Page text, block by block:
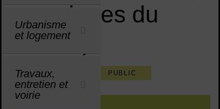
Urbanisme
et logement
Travaux,
entretien et
voirie
- musiques du
monde)
ÉVÉNEMENTS PUBLIC
Sommaire